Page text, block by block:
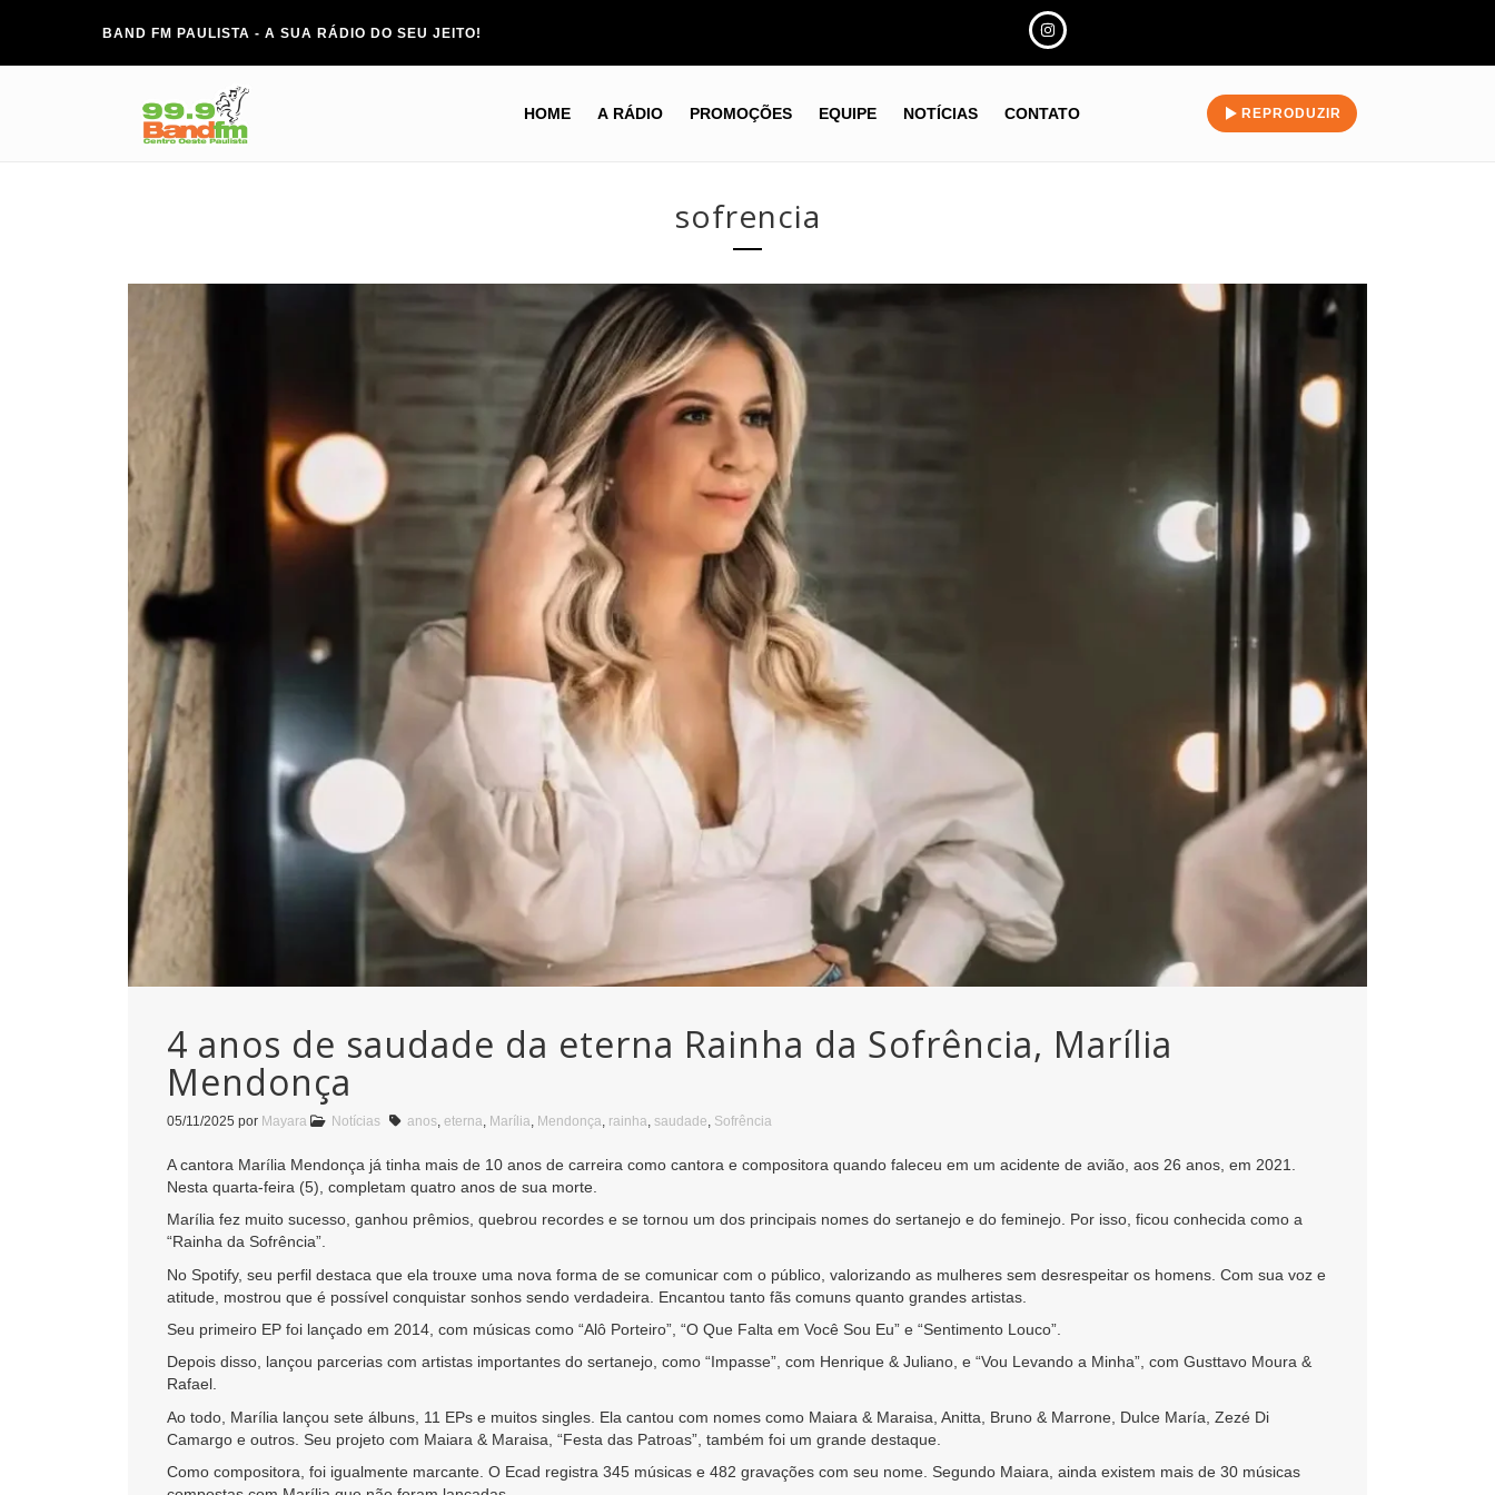
BAND FM PAULISTA - A SUA RÁDIO DO SEU JEITO!
HOME A RÁDIO PROMOÇÕES EQUIPE NOTÍCIAS CONTATO REPRODUZIR
sofrencia
4 anos de saudade da eterna Rainha da Sofrência, Marília
Mendonça
05/11/2025 por Mayara Notícias anos, eterna, Marília, Mendonça, rainha, saudade, Sofrência
A cantora Marília Mendonça já tinha mais de 10 anos de carreira como cantora e compositora quando faleceu em um acidente de avião, aos 26 anos, em 2021.
Nesta quarta-feira (5), completam quatro anos de sua morte.
Marília fez muito sucesso, ganhou prêmios, quebrou recordes e se tornou um dos principais nomes do sertanejo e do feminejo. Por isso, ficou conhecida como a
“Rainha da Sofrência”.
No Spotify, seu perfil destaca que ela trouxe uma nova forma de se comunicar com o público, valorizando as mulheres sem desrespeitar os homens. Com sua voz e
atitude, mostrou que é possível conquistar sonhos sendo verdadeira. Encantou tanto fãs comuns quanto grandes artistas.
Seu primeiro EP foi lançado em 2014, com músicas como “Alô Porteiro”, “O Que Falta em Você Sou Eu” e “Sentimento Louco”.
Depois disso, lançou parcerias com artistas importantes do sertanejo, como “Impasse”, com Henrique & Juliano, e “Vou Levando a Minha”, com Gusttavo Moura &
Rafael.
Ao todo, Marília lançou sete álbuns, 11 EPs e muitos singles. Ela cantou com nomes como Maiara & Maraisa, Anitta, Bruno & Marrone, Dulce María, Zezé Di
Camargo e outros. Seu projeto com Maiara & Maraisa, “Festa das Patroas”, também foi um grande destaque.
Como compositora, foi igualmente marcante. O Ecad registra 345 músicas e 482 gravações com seu nome. Segundo Maiara, ainda existem mais de 30 músicas